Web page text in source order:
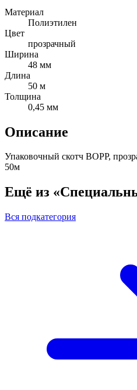
Материал
Полиэтилен
Цвет
прозрачный
Ширина
48 мм
Длина
50 м
Толщина
0,45 мм
Описание
Упаковочный скотч BOPP,
50м
Ещё из
Вся подкатегория